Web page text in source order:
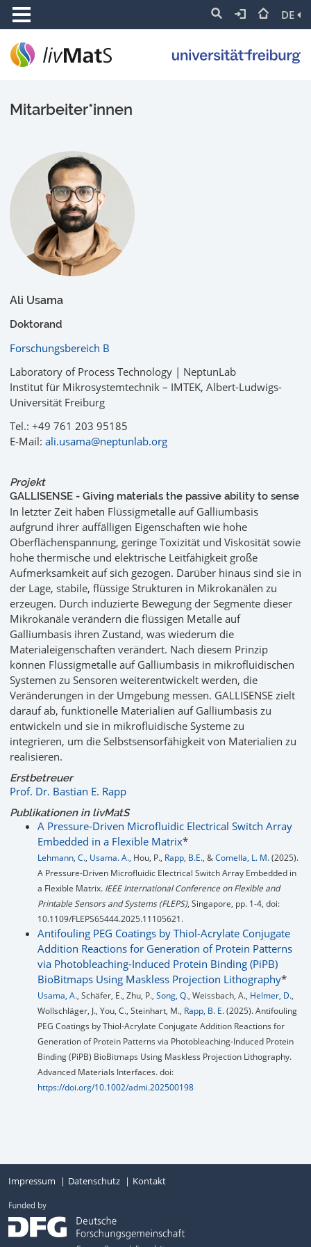
DE
Mitarbeiter*innen
Ali Usama
Doktorand
Forschungsbereich B
Laboratory of Process Technology | NeptunLab
Institut für Mikrosystemtechnik – IMTEK, Albert-Ludwigs-
Universität Freiburg
Tel.: +49 761 203 95185
E-Mail: ali.usama@neptunlab.org
Projekt
GALLISENSE - Giving materials the passive ability to sense
In letzter Zeit haben Flüssigmetalle auf Galliumbasis
aufgrund ihrer auffälligen Eigenschaften wie hohe
Oberflächenspannung, geringe Toxizität und Viskosität sowie
hohe thermische und elektrische Leitfähigkeit große
Aufmerksamkeit auf sich gezogen. Darüber hinaus sind sie in
der Lage, stabile, flüssige Strukturen in Mikrokanälen zu
erzeugen. Durch induzierte Bewegung der Segmente dieser
Mikrokanäle verändern die flüssigen Metalle auf
Galliumbasis ihren Zustand, was wiederum die
Materialeigenschaften verändert. Nach diesem Prinzip
können Flüssigmetalle auf Galliumbasis in mikrofluidischen
Systemen zu Sensoren weiterentwickelt werden, die
Veränderungen in der Umgebung messen. GALLISENSE zielt
darauf ab, funktionelle Materialien auf Galliumbasis zu
entwickeln und sie in mikrofluidische Systeme zu
integrieren, um die Selbstsensorfähigkeit von Materialien zu
realisieren.
Erstbetreuer
Prof. Dr. Bastian E. Rapp
Publikationen in livMatS
A Pressure-Driven Microfluidic Electrical Switch Array
Embedded in a Flexible Matrix*
Lehmann, C., Usama. A., Hou, P., Rapp, B.E., &Comella, L. M.(2025).
A Pressure-Driven Microfluidic Electrical Switch Array Embedded in
a Flexible Matrix. IEEE International Conference on Flexible and
Printable Sensors and Systems (FLEPS), Singapore, pp. 1-4, doi:
10.1109/FLEPS65444.2025.11105621.
Antifouling PEG Coatings by Thiol-Acrylate Conjugate
Addition Reactions for Generation of Protein Patterns
via Photobleaching-Induced Protein Binding (PiPB)
BioBitmaps Using Maskless Projection Lithography*
Usama, A., Schäfer, E., Zhu, P., Song, Q., Weissbach, A., Helmer, D.,
Wollschläger, J., You, C., Steinhart, M., Rapp, B. E.(2025). Antifouling
PEG Coatings by Thiol-Acrylate Conjugate Addition Reactions for
Generation of Protein Patterns via Photobleaching-Induced Protein
Binding (PiPB) BioBitmaps Using Maskless Projection Lithography.
Advanced Materials Interfaces. doi:
https://doi.org/10.1002/admi.202500198
Impressum Datenschutz Kontakt